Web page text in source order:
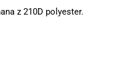
z 210D polyester.